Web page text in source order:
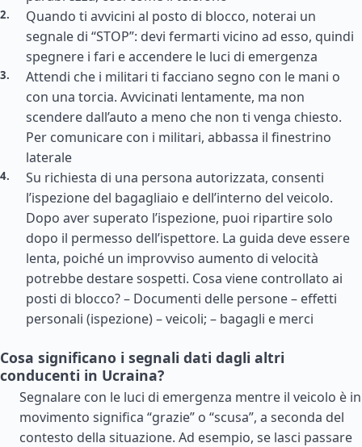
Quando ti avvicini al posto di blocco, noterai un
segnale di “STOP”: devi fermarti vicino ad esso, quindi
spegnere i fari e accendere le luci di emergenza
Attendi che i militari ti facciano segno con le mani o
con una torcia. Avvicinati lentamente, ma non
scendere dall’auto a meno che non ti venga chiesto.
Per comunicare con i militari, abbassa il finestrino
laterale
Su richiesta di una persona autorizzata, consenti
l’ispezione del bagagliaio e dell’interno del veicolo.
Dopo aver superato l’ispezione, puoi ripartire solo
dopo il permesso dell’ispettore. La guida deve essere
lenta, poiché un improvviso aumento di velocità
potrebbe destare sospetti. Cosa viene controllato ai
posti di blocco? – Documenti delle persone – effetti
personali (ispezione) – veicoli; – bagagli e merci
Cosa significano i segnali dati dagli altri
conducenti in Ucraina?
Segnalare con le luci di emergenza mentre il veicolo è in
movimento significa “grazie” o “scusa”, a seconda del
contesto della situazione. Ad esempio, se lasci passare